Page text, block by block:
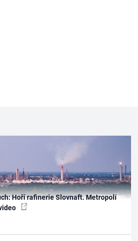
Hoří rafinerie Slovnaft. Metropolí